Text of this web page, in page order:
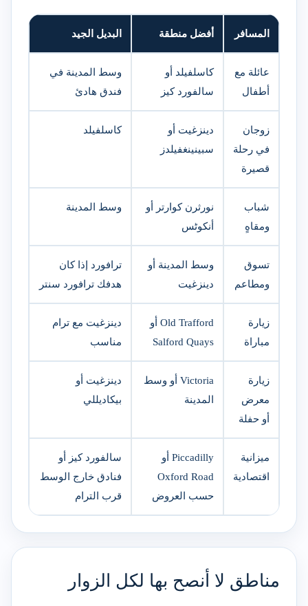
المسافر أفضل منطقة البديل الجيد
عائلة مع
أطفال
كاسلفيلد أو
سالفورد كيز
وسط المدينة في
فندق هادئ
زوجان
في رحلة
قصيرة
دينزغيت أو
سبينينغفيلدز
كاسلفيلد
شباب
ومقاهٍ
نورثرن كوارتر أو
أنكوٹس
وسط المدينة
تسوق
ومطاعم
وسط المدينة أو
دينزغيت
ترافورد إذا كان
هدفك ترافورد سنتر
زيارة
مباراة
Old Trafford أو
Salford Quays
دينزغيت مع ترام
مناسب
زيارة
معرض
أو حفلة
Victoria أو وسط
المدينة
دينزغيت أو
بيكاديللي
ميزانية
اقتصادية
Piccadilly أو
Oxford Road
حسب العروض
سالفورد كيز أو
فنادق خارج الوسط
قرب الترام
مناطق لا أنصح بها لكل الزوار